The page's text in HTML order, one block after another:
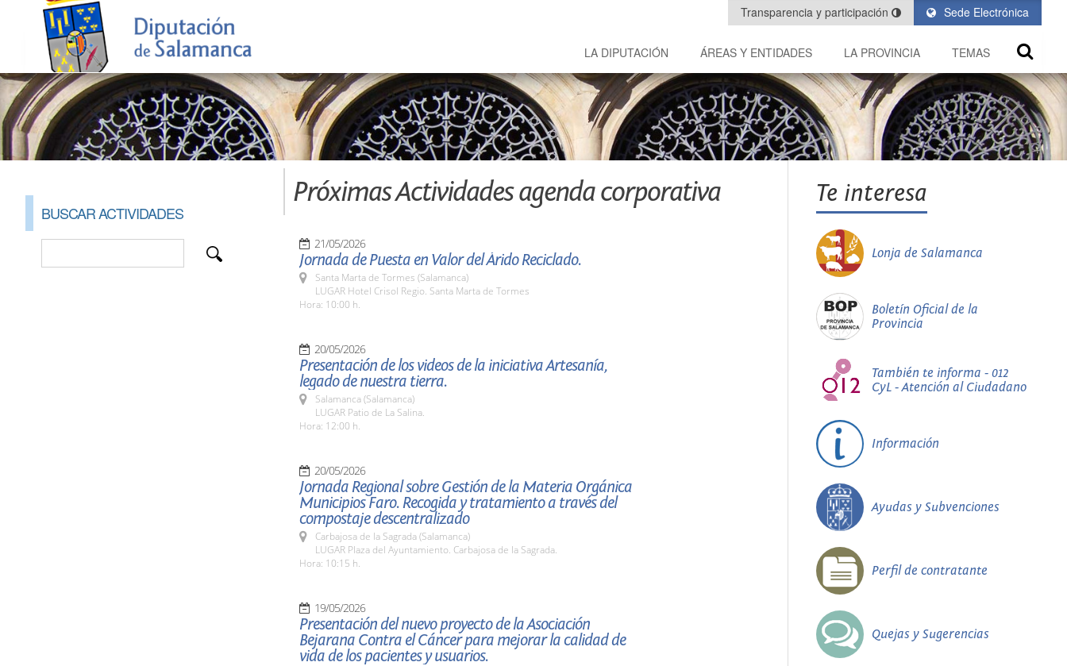
Sede Electrónica
Transparencia y participación
LA DIPUTACIÓN ÁREAS Y ENTIDADES LA PROVINCIA TEMAS
BUSCAR ACTIVIDADES
Próximas Actividades agenda corporativa
21/05/2026
Jornada de Puesta en Valor del Árido Reciclado.
Santa Marta de Tormes (Salamanca)
LUGAR Hotel Crisol Regio. Santa Marta de Tormes
Hora: 10:00 h.
20/05/2026
Presentación de los videos de la iniciativa Artesanía,
legado de nuestra tierra.
Salamanca (Salamanca)
LUGAR Patio de La Salina.
Hora: 12:00 h.
20/05/2026
Jornada Regional sobre Gestión de la Materia Orgánica
Municipios Faro. Recogida y tratamiento a través del
compostaje descentralizado
Carbajosa de la Sagrada (Salamanca)
LUGAR Plaza del Ayuntamiento. Carbajosa de la Sagrada.
Hora: 10:15 h.
19/05/2026
Presentación del nuevo proyecto de la Asociación
Bejarana Contra el Cáncer para mejorar la calidad de
vida de los pacientes y usuarios.
Te interesa
Lonja de Salamanca
Boletín Oficial de la
Provincia
También te informa - 012
CyL - Atención al Ciudadano
Información
Ayudas y Subvenciones
Perfil de contratante
Quejas y Sugerencias